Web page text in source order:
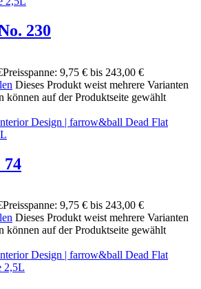
230
Preisspanne: 9,75 € bis 243,00 €
Dieses Produkt weist mehrere Varianten
können auf der Produktseite gewählt
74
Preisspanne: 9,75 € bis 243,00 €
Dieses Produkt weist mehrere Varianten
können auf der Produktseite gewählt